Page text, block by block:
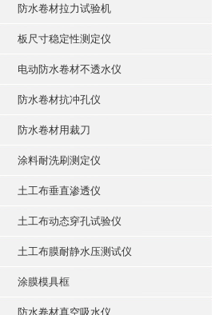
防水卷材拉力试验机
板尺寸稳定性测定仪
电动防水卷材不透水仪
防水卷材抗冲孔仪
防水卷材用裁刀
涂料耐洗刷测定仪
土工布垂直渗透仪
土工布动态穿孔试验仪
土工布膜耐静水压测试仪
涂膜模具框
防水卷材真空吸水仪